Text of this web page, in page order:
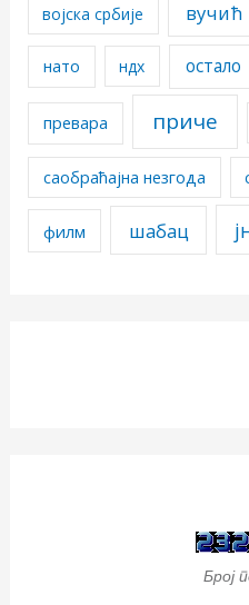
војска србије вучић
нато ндх остало
превара приче
саобраћајна незгода
филм шабац
Број